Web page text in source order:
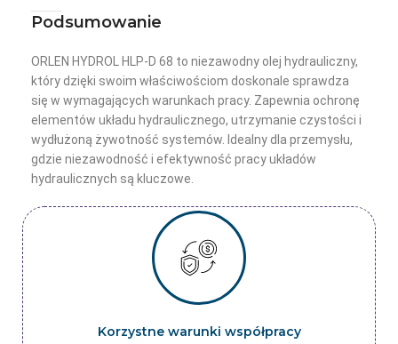
Podsumowanie
ORLEN HYDROL HLP-D 68 to niezawodny olej hydrauliczny,
który dzięki swoim właściwościom doskonale sprawdza
się w wymagających warunkach pracy. Zapewnia ochronę
elementów układu hydraulicznego, utrzymanie czystości i
wydłużoną żywotność systemów. Idealny dla przemysłu,
gdzie niezawodność i efektywność pracy układów
hydraulicznych są kluczowe.
Korzystne warunki współpracy